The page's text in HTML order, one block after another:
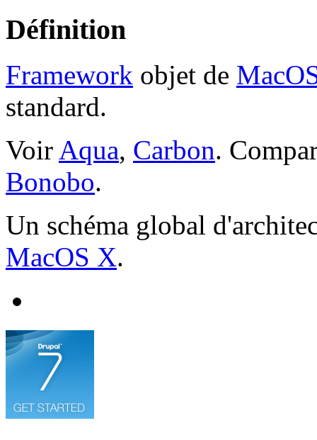
Définition
Framework objet de
standard.
Voir Aqua, Carbon.
Bonobo.
Un schéma global
MacOS X.